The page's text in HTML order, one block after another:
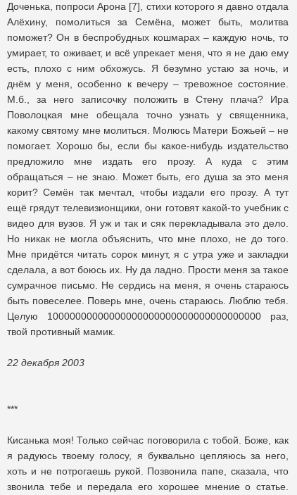
Доченька, попроси Арона [7], стихи которого я давно отдала
Алёхину, помолиться за Семёна, может быть, молитва
поможет? Он в беспробудных кошмарах – каждую ночь, то
умирает, то оживает, и всё упрекает меня, что я не даю ему
есть, плохо с ним обхожусь. Я безумно устаю за ночь, и
днём у меня, особенно к вечеру – тревожное состояние.
М.б., за него записочку положить в Стену плача? Ира
Поволоцкая мне обещала точно узнать у священника,
какому святому мне молиться. Молюсь Матери Божьей – не
помогает. Хорошо бы, если бы какое-нибудь издательство
предложило мне издать его прозу. А куда с этим
обращаться – не знаю. Может быть, его душа за это меня
корит? Семён так мечтал, чтобы издали его прозу. А тут
ещё грядут телевизионщики, они готовят какой-то учебник с
видео для вузов. Я уж и так и сяк перекладывала это дело.
Но никак не могла объяснить, что мне плохо, не до того.
Мне придётся читать сорок минут, я с утра уже и закладки
сделала, а вот боюсь их. Ну да ладно. Прости меня за такое
сумрачное письмо. Не сердись на меня, я очень стараюсь
быть повеселее. Поверь мне, очень стараюсь. Люблю тебя.
Целую 10000000000000000000000000000000000000 раз,
твой противный мамик.
22 декабря 2003
***
Кисанька моя! Только сейчас поговорила с тобой. Боже, как
я радуюсь твоему голосу, я буквально цепляюсь за него,
хоть и не потрогаешь рукой. Позвонила папе, сказала, что
звонила тебе и передала его хорошее мнение о статье.